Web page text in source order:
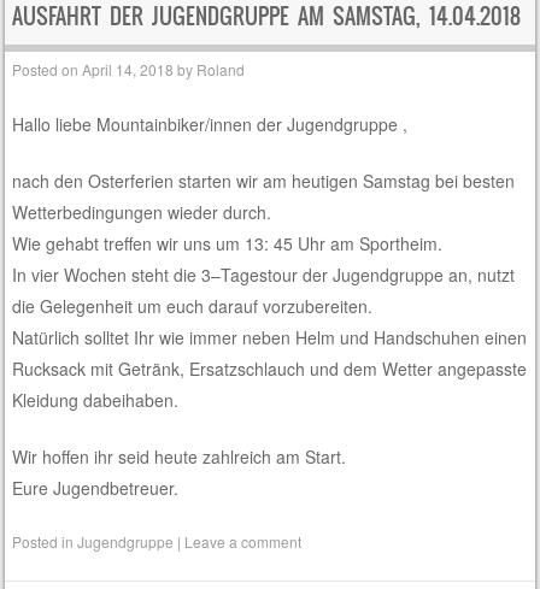
AUSFAHRT DER JUGENDGRUPPE AM SAMSTAG, 14.04.2018
Posted onApril 14, 2018 by Roland
Hallo liebe Mountainbiker/innen der Jugendgruppe ,
nach den Osterferien starten wir am heutigen Samstag bei besten
Wetterbedingungen wieder durch.
Wie gehabt treffen wir uns um 13: 45 Uhr am Sportheim.
In vier Wochen steht die 3–Tagestour der Jugendgruppe an, nutzt
die Gelegenheit um euch darauf vorzubereiten.
Natürlich solltet Ihr wie immer neben Helm und Handschuhen einen
Rucksack mit Getränk, Ersatzschlauch und dem Wetter angepasste
Kleidung dabeihaben.
Wir hoffen ihr seid heute zahlreich am Start.
Eure Jugendbetreuer.
Posted inJugendgruppe | Leave a comment